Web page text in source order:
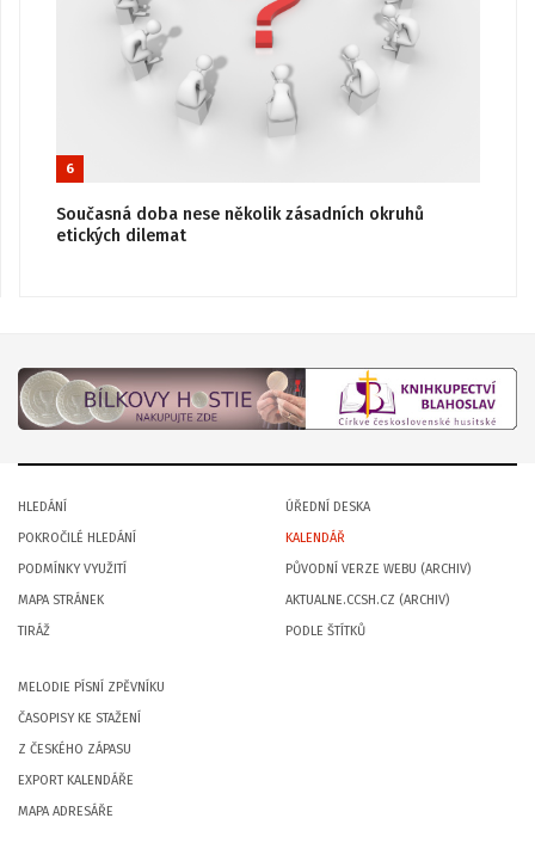
6
Současná doba nese několik zásadních okruhů
etických dilemat
HLEDÁNÍ
POKROČILÉ HLEDÁNÍ
PODMÍNKY VYUŽITÍ
MAPA STRÁNEK
TIRÁŽ
ÚŘEDNÍ DESKA
KALENDÁŘ
PŮVODNÍ VERZE WEBU (ARCHIV)
AKTUALNE.CCSH.CZ (ARCHIV)
PODLE ŠTÍTKŮ
MELODIE PÍSNÍ ZPĚVNÍKU
ČASOPISY KE STAŽENÍ
Z ČESKÉHO ZÁPASU
EXPORT KALENDÁŘE
MAPA ADRESÁŘE